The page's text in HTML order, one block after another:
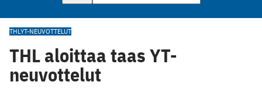
THLYT-NEUVOTTELUT
THL aloittaa taas YT-
neuvottelut